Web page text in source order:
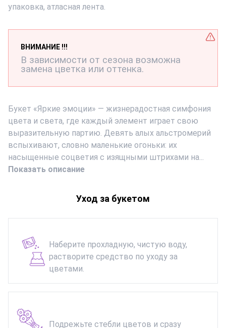
упаковка, атласная лента.
ВНИМАНИЕ !!!
В зависимости от сезона возможна
замена цветка или оттенка.
Букет «Яркие эмоции» — жизнерадостная симфония
цвета и света, где каждый элемент играет свою
выразительную партию. Девять алых альстромерий
вспыхивают, словно маленькие огоньки: их
насыщенные соцветия с изящными штрихами на...
Показать описание
Уход за букетом
Наберите прохладную, чистую воду,
растворите средство по уходу за
цветами.
Подрежьте стебли цветов и сразу